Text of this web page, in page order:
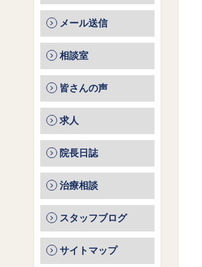
メール送信
相談室
皆さんの声
求人
院長日誌
治療相談
スタッフブログ
サイトマップ